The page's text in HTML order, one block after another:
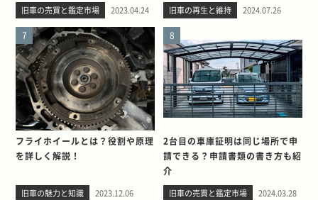
旧車の売買と鑑定市場 2023.04.24 旧車の再生と維持 2024.07.26
7
フライホイールとは？役割や原理
を詳しく解説！
旧車の魅力と知識 2023.12.06
8
2台目の車庫証明は同じ場所で申
請できる？申請書類の書き方も紹
介
旧車の売買と鑑定市場 2024.03.28